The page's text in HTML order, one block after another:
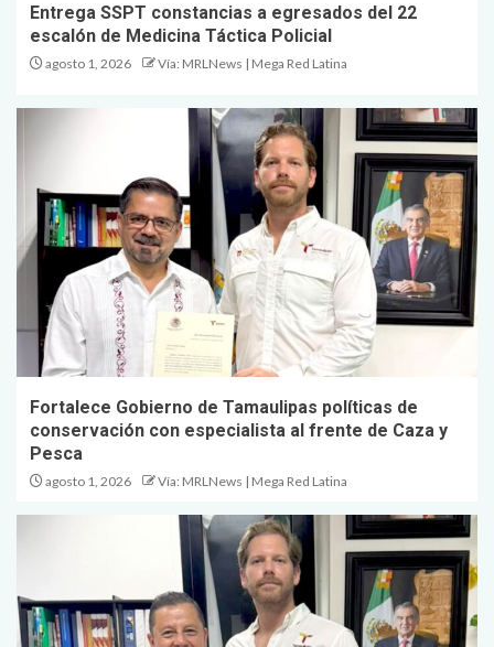
Entrega SSPT constancias a egresados del 22
escalón de Medicina Táctica Policial
agosto 1, 2026 Vía: MRLNews | Mega Red Latina
Fortalece Gobierno de Tamaulipas políticas de
conservación con especialista al frente de Caza y
Pesca
agosto 1, 2026 Vía: MRLNews | Mega Red Latina